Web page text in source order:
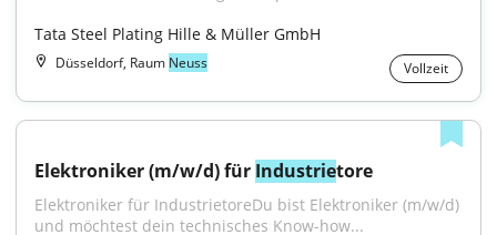
Tata Steel Plating Hille & Müller GmbH
Düsseldorf, Raum Neuss Vollzeit
Elektroniker (m/w/d) für Industrietore
Elektroniker für IndustrietoreDu bist Elektroniker (m/w/d)
und möchtest dein technisches Know-how...